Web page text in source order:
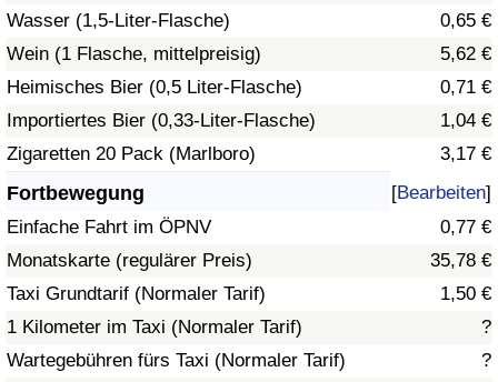
Wasser (1,5-Liter-Flasche)
0,65 €
Wein (1 Flasche, mittelpreisig)
5,62 €
Heimisches Bier (0,5 Liter-Flasche)
0,71 €
Importiertes Bier (0,33-Liter-Flasche)
1,04 €
Zigaretten 20 Pack (Marlboro)
3,17 €
Fortbewegung [Bearbeiten]
Einfache Fahrt im ÖPNV
0,77 €
Monatskarte (regulärer Preis)
35,78 €
Taxi Grundtarif (Normaler Tarif)
1,50 €
1 Kilometer im Taxi (Normaler Tarif)
?
Wartegebühren fürs Taxi (Normaler Tarif)
?
Verkehrs-Index
Verkehrs-Index (aktuell)
Verkehrs-Index nach Land